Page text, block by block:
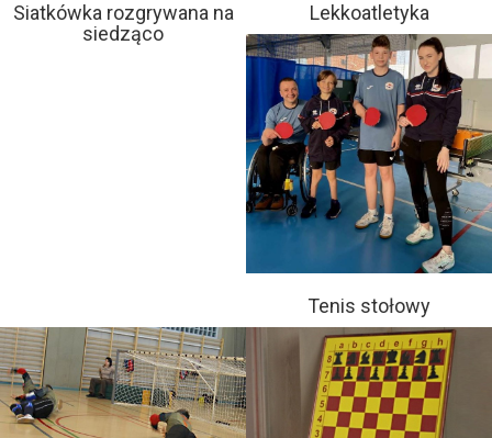
Siatkówka rozgrywana na
siedząco
Lekkoatletyka
Tenis stołowy